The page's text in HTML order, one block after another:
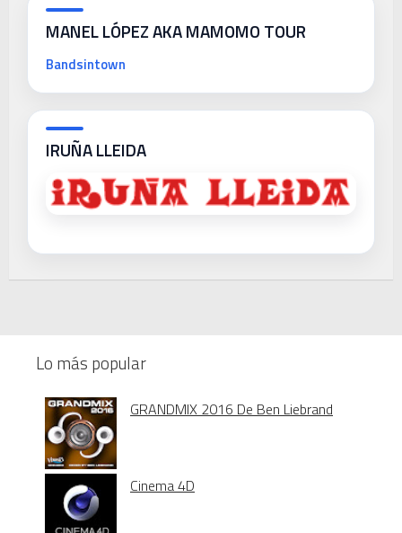
MANEL LÓPEZ AKA MAMOMO TOUR
Bandsintown
IRUÑA LLEIDA
Lo más popular
GRANDMIX 2016 De Ben Liebrand
Cinema 4D